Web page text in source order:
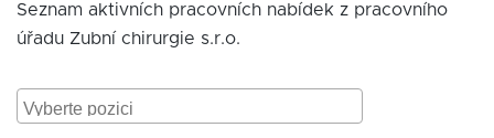
Seznam aktivních pracovních nabídek z pracovního
úřadu Zubní chirurgie s.r.o.